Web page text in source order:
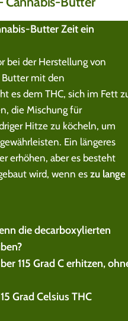
Butter Zeit ein
bei der Herstellung von
Butter mit den
es dem THC, sich im Fett
die Mischung für
Hitze zu köcheln, um
Ein längeres
erhöhen, aber es besteht
wird, wenn es zu lange
die decarboxylierten
115 Grad C erhitzen,
Grad Celsius THC